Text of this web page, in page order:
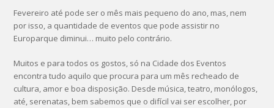
Fevereiro até pode ser o mês mais pequeno do ano, mas, nem
por isso, a quantidade de eventos que pode assistir no
Europarque diminui… muito pelo contrário.
Muitos e para todos os gostos, só na Cidade dos Eventos
encontra tudo aquilo que procura para um mês recheado de
cultura, amor e boa disposição. Desde música, teatro, monólogos,
até, serenatas, bem sabemos que o difícil vai ser escolher, por